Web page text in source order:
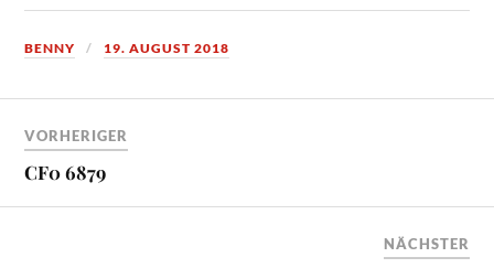
BENNY 19. AUGUST 2018
VORHERIGER
CF0 6879
NÄCHSTER